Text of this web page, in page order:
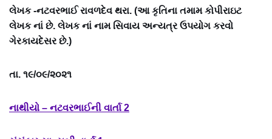
લેખક -નટવરભાઈ રાવળદેવ થરા. (આ કૃતિના તમામ કોપીરાઇટ
લેખક નાં છે. લેખક નાં નામ સિવાય અન્યત્ર ઉપયોગ કરવો
ગેરકાયદેસર છે.)
તા. ૧૯/૦૯/૨૦૨૧
નાથીયો – નટવરભાઈની વાર્તા 2